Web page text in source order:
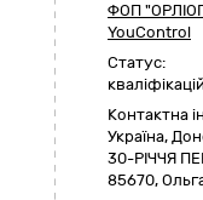
ФОП
YouControl
Статус:
Контактна
Україна,
30-РІЧЧЯ
85670,